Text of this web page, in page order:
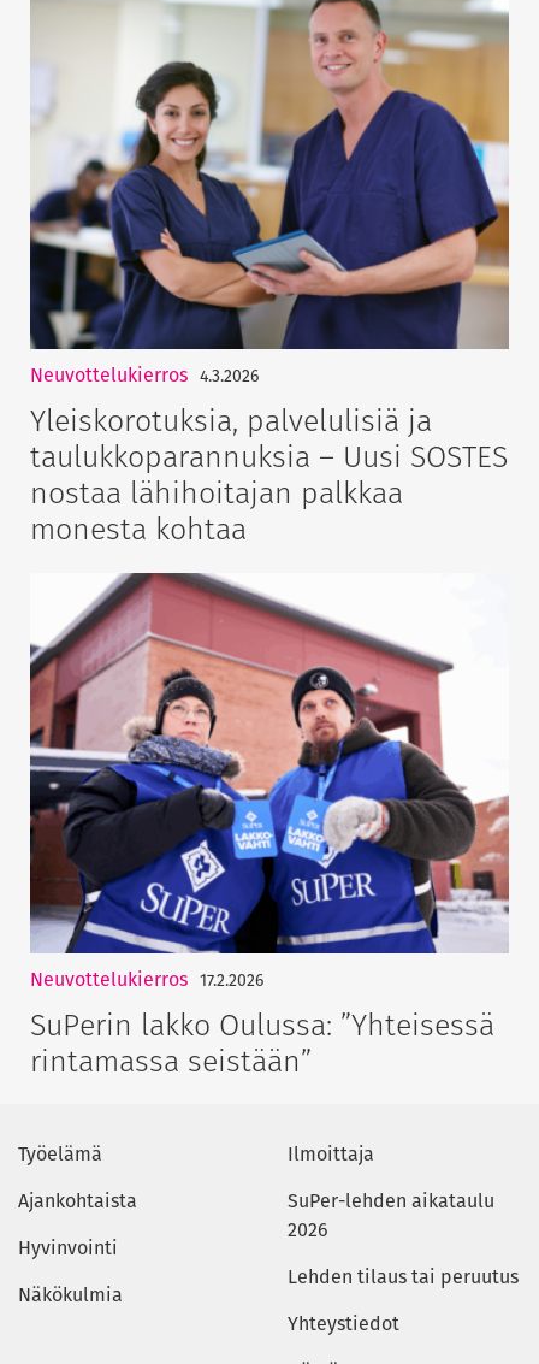
Neuvottelukierros 4.3.2026
Yleiskorotuksia, palvelulisiä ja
taulukkoparannuksia – Uusi SOSTES
nostaa lähihoitajan palkkaa
monesta kohtaa
Neuvottelukierros 17.2.2026
SuPerin lakko Oulussa: ”Yhteisessä
rintamassa seistään”
Työelämä
Ajankohtaista
Hyvinvointi
Näkökulmia
Ilmoittaja
SuPer-lehden aikataulu
2026
Lehden tilaus tai peruutus
Yhteystiedot